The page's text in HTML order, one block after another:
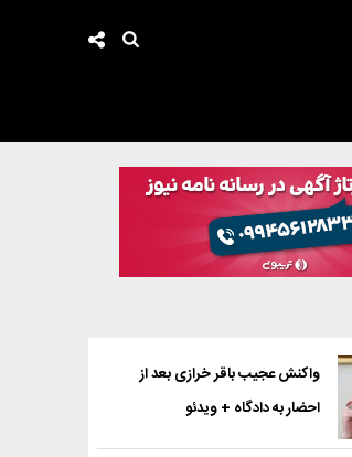
واکنش عجیب باقر خرازی بعد از
احضار به دادگاه + ویدئو